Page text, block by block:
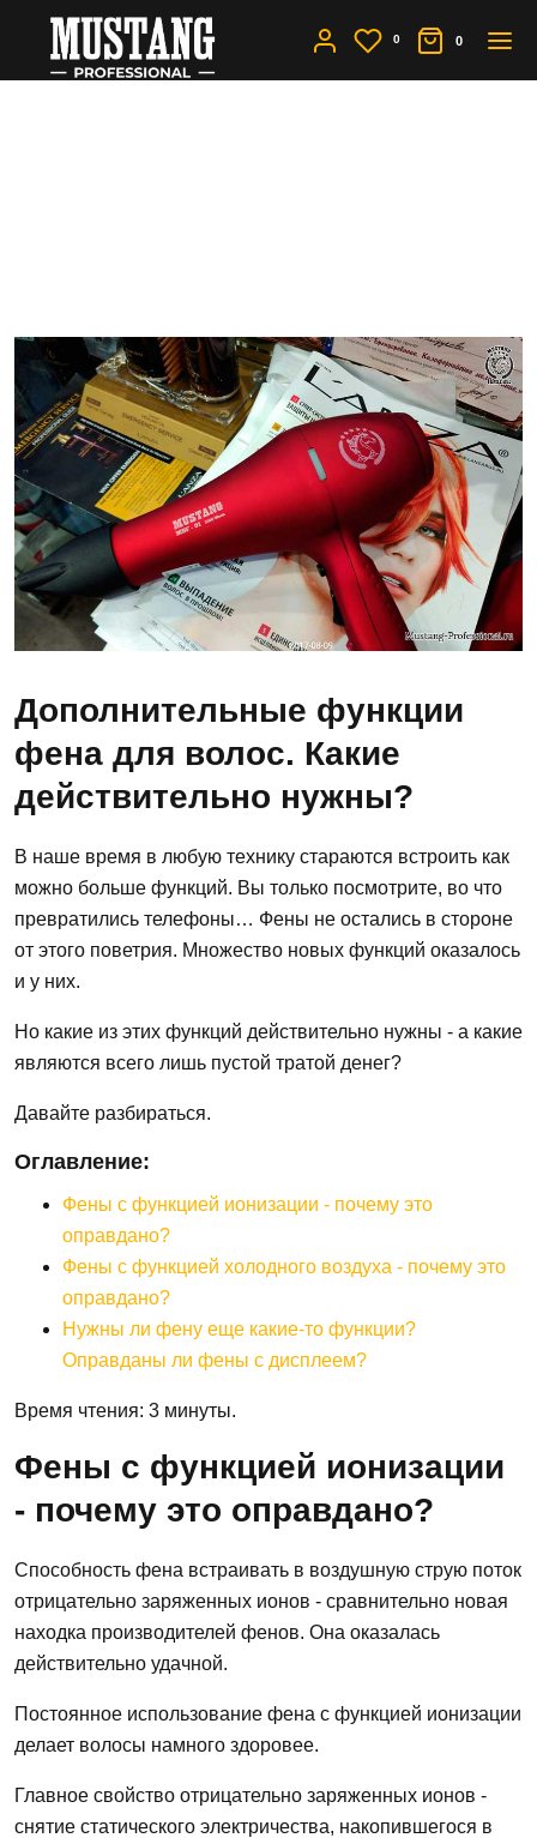
0 0
Дополнительные функции
фена для волос. Какие
действительно нужны?
В наше время в любую технику стараются встроить как
можно больше функций. Вы только посмотрите, во что
превратились телефоны… Фены не остались в стороне
от этого поветрия. Множество новых функций оказалось
и у них.
Но какие из этих функций действительно нужны - а какие
являются всего лишь пустой тратой денег?
Давайте разбираться.
Оглавление:
Фены с функцией ионизации - почему это
оправдано?
Фены с функцией холодного воздуха - почему это
оправдано?
Нужны ли фену еще какие-то функции?
Оправданы ли фены с дисплеем?
Время чтения: 3 минуты.
Фены с функцией ионизации
- почему это оправдано?
Способность фена встраивать в воздушную струю поток
отрицательно заряженных ионов - сравнительно новая
находка производителей фенов. Она оказалась
действительно удачной.
Постоянное использование фена с функцией ионизации
делает волосы намного здоровее.
Главное свойство отрицательно заряженных ионов -
снятие статического электричества, накопившегося в